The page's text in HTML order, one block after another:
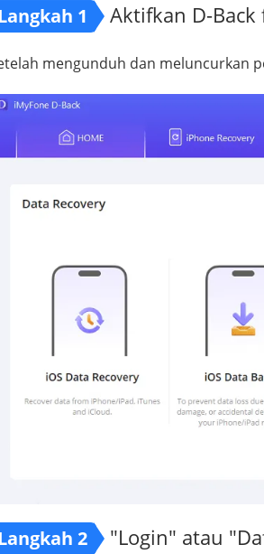
1 Aktifkan D-Back
mengunduh dan meluncurkan
2 "Login" atau